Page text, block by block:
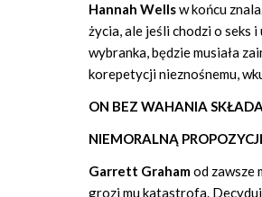
Hannah Wellsw końcu
życia, ale jeśli chodzi o seks
wybranka, będzie musiała
korepetycji nieznośnemu,
ON BEZ WAHANIA SKŁADA
NIEMORALNĄ
Garrett Grahamod zawsze
grozi mu katastrofa.